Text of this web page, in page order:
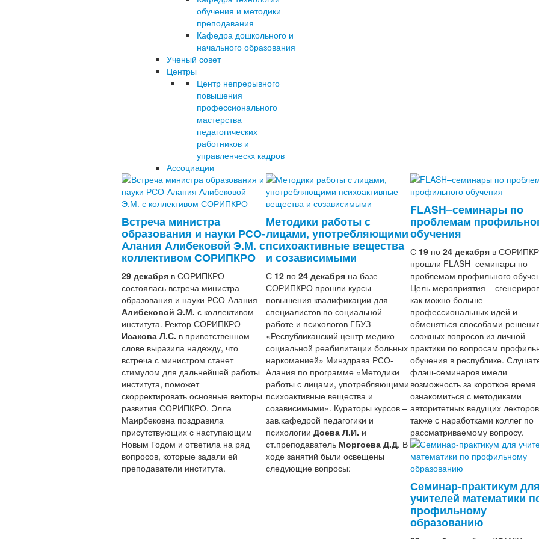
обучения и методики
преподавания
Кафедра дошкольного и
начального образования
Ученый совет
Центры
Центр непрерывного
повышения
профессионального
мастерства
педагогических
работников и
управленческх кадров
Ассоциации
Встреча министра
образования и науки РСО-
Алания Алибековой Э.М. с
коллективом СОРИПКРО
29 декабря в СОРИПКРО
состоялась встреча министра
образования и науки РСО-Алания
Алибековой Э.М. с коллективом
института. Ректор СОРИПКРО
Исакова Л.С. в приветственном
слове выразила надежду, что
встреча с министром станет
стимулом для дальнейшей работы
института, поможет
скорректировать основные векторы
развития СОРИПКРО. Элла
Маирбековна поздравила
присутствующих с наступающим
Новым Годом и ответила на ряд
вопросов, которые задали ей
преподаватели института.
Методики работы с
лицами, употребляющими
психоактивные вещества
и созависимыми
С 12 по 24 декабря на базе
СОРИПКРО прошли курсы
повышения квалификации для
специалистов по социальной
работе и психологов ГБУЗ
«Республиканский центр медико-
социальной реабилитации больных
наркоманией» Минздрава РСО-
Алания по программе «Методики
работы с лицами, употребляющими
психоактивные вещества и
созависимыми». Кураторы курсов –
зав.кафедрой педагогики и
психологии Доева Л.И. и
ст.преподаватель Моргоева Д.Д. В
ходе занятий были освещены
следующие вопросы:
FLASH–семинары по
проблемам
обучения
С 19 по 24 декабря в
прошли FLASH–семинары по
проблемам профильного
Цель мероприятия –
как можно больше
профессиональных идей и
обменяться способами
сложных вопросов из личной
практики по вопросам
обучения в республике.
флэш-семинаров имели
возможность за короткое время
ознакомиться с методиками
авторитетных ведущих
также с наработками коллег по
рассматриваемому вопросу.
Семинар-практикум для
учителей математики
профильному
образованию